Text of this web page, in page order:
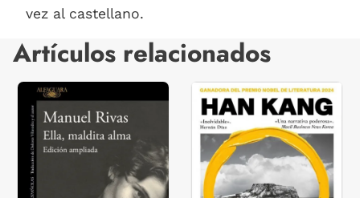
vez al castellano.
Artículos relacionados